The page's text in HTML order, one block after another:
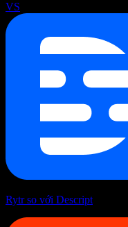
VS
Rytr so với Descript